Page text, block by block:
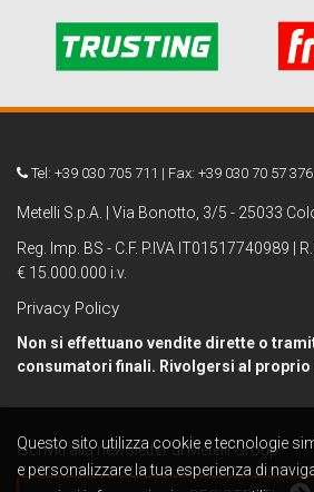
Tel: +39 030 705 711 | Fax: +39 030 70 57 376
Metelli S.p.A. | Via Bonotto, 3/5 - 25033
Reg. Imp. BS - C.F. P.IVA IT01517740989 |
€ 15.000.000 i.v.
Privacy Policy
Non si effettuano vendite dirette o
consumatori finali. Rivolgersi al
Iscriviti alla newsletter di Metelli Group
Questo sito utilizza cookie e tecnologie
e personalizzare la tua esperienza di